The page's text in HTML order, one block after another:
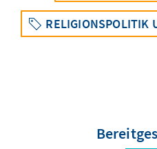
RELIGIONSPOLITIK